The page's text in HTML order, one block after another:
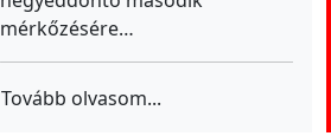
mérkőzésére…
Tovább olvasom...